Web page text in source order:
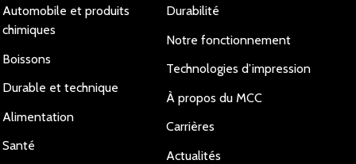
Automobile et produits
chimiques
Boissons
Durable et technique
Alimentation
Santé
Durabilité
Notre fonctionnement
Technologies d’impression
À propos du MCC
Carrières
Actualités